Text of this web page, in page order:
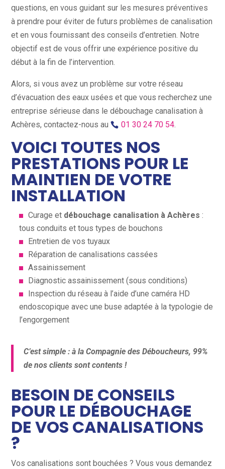
questions, en vous guidant sur les mesures préventives
à prendre pour éviter de futurs problèmes de canalisation
et en vous fournissant des conseils d’entretien. Notre
objectif est de vous offrir une expérience positive du
début à la fin de l’intervention.
Alors, si vous avez un problème sur votre réseau
d’évacuation des eaux usées et que vous recherchez une
entreprise sérieuse dans le débouchage canalisation à
Achères, contactez-nous au
01 30 24 70 54.
VOICI TOUTES NOS
PRESTATIONS POUR LE
MAINTIEN DE VOTRE
INSTALLATION
Curage et débouchage canalisation à Achères :
tous conduits et tous types de bouchons
Entretien de vos tuyaux
Réparation de canalisations cassées
Assainissement
Diagnostic assainissement (sous conditions)
Inspection du réseau à l’aide d’une caméra HD
endoscopique avec une buse adaptée à la typologie de
l’engorgement
C’est simple : à la Compagnie des Déboucheurs, 99%
de nos clients sont contents !
BESOIN DE CONSEILS
POUR LE DÉBOUCHAGE
DE VOS CANALISATIONS
?
Vos canalisations sont bouchées ? Vous vous demandez